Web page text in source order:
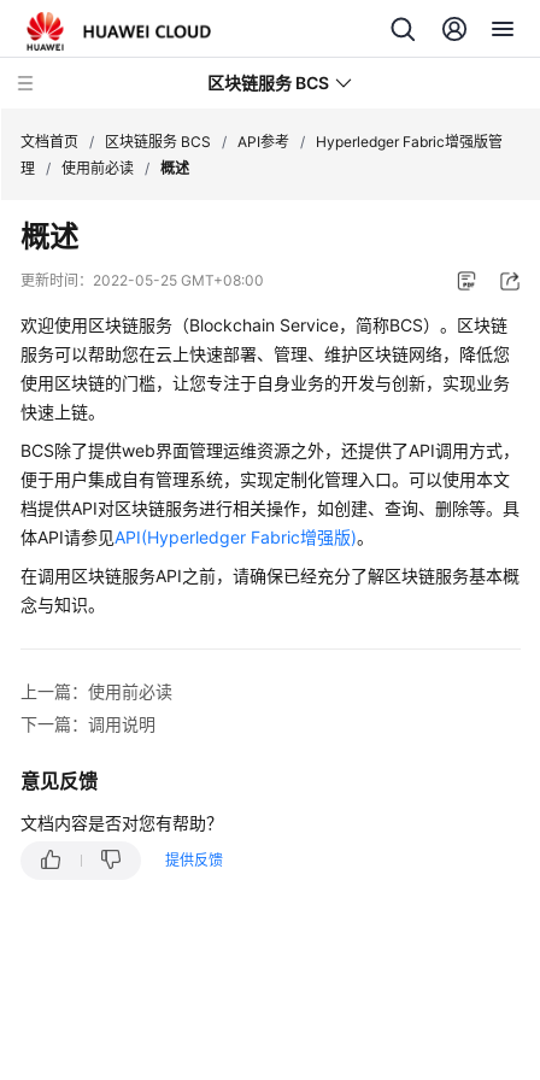
区块链服务 BCS
最
新
动
产
品
介
计
费
说
明
门
户
指
南
文档首页 / 区块链服务 BCS / API参考 /
Hyperledger Fabric增强版管
理 / 使用前必读 / 概述
概述
更新时间： 2022-05-25 GMT+08:00
欢迎使用区块链服务（Blockchain Service，简称BCS）。区块链
服务可以帮助您在云上快速部署、管理、维护区块链网络，降低您
使用区块链的门槛，让您专注于自身业务的开发与创新，实现业务
快速上链。
BCS除了提供web界面管理运维资源之外，还提供了API调用方式，
便于用户集成自有管理系统，实现定制化管理入口。可以使用本文
档提供API对区块链服务进行相关操作，如创建、查询、删除等。具
体API请参见API(Hyperledger Fabric增强版)。
在调用区块链服务API之前，请确保已经充分了解区块链服务基本概
念与知识。
上一篇：使用前必读
下一篇：调用说明
意见反馈
文档内容是否对您有帮助？
提供反馈